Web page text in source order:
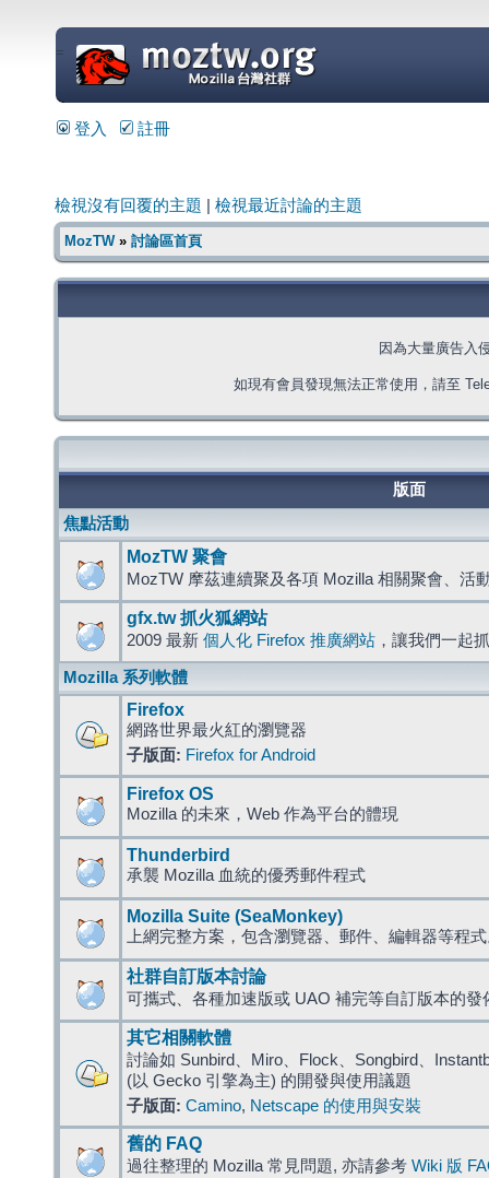
=
登入 註冊
檢視沒有回覆的主題 檢視最近討論的主題
MozTW» 討論區首頁
因為大量廣告入
如現有會員發現無法正常使用，請至
版面
焦點活動
MozTW 聚會
MozTW 摩茲連續聚及各項 Mozilla 相關聚會、活
gfx.tw 抓火狐網站
2009 最新 個人化 Firefox 推廣網站 ，讓我們一起
Mozilla 系列軟體
Firefox
網路世界最火紅的瀏覽器
子版面: Firefox for Android
Firefox OS
Mozilla 的未來，Web 作為平台的體現
Thunderbird
承襲 Mozilla 血統的優秀郵件程式
Mozilla Suite (SeaMonkey)
上網完整方案，包含瀏覽器、郵件、編輯器等程
社群自訂版本討論
可攜式、各種加速版或 UAO 補完等自訂版本的發
其它相關軟體
討論如 Sunbird、Miro、Flock、Songbird、
(以 Gecko 引擎為主) 的開發與使用議題
子版面: Camino, Netscape 的使用與安裝
舊的 FAQ
過往整理的 Mozilla 常見問題, 亦請參考 Wiki 版